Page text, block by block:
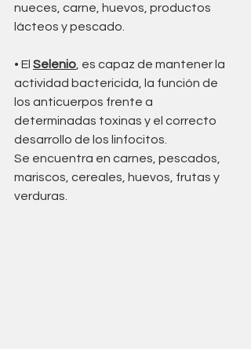
nueces, carne, huevos, productos
lácteos y pescado.
• El Selenio , es capaz de mantener la
actividad bactericida, la función de
los anticuerpos frente a
determinadas toxinas y el correcto
desarrollo de los linfocitos.
Se encuentra en carnes, pescados,
mariscos, cereales, huevos, frutas y
verduras.